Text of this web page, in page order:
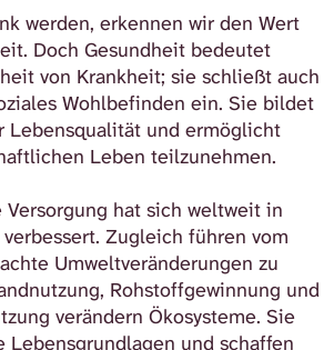
werden, erkennen wir den Wert
Doch Gesundheit bedeutet
von Krankheit; sie schließt auch
Wohlbefinden ein. Sie bildet
Lebensqualität und ermöglicht
Leben teilzunehmen.
hat sich weltweit in
Zugleich führen vom
Umweltveränderungen zu
Rohstoffgewinnung und
verändern Ökosysteme. Sie
Lebensgrundlagen und schaffen